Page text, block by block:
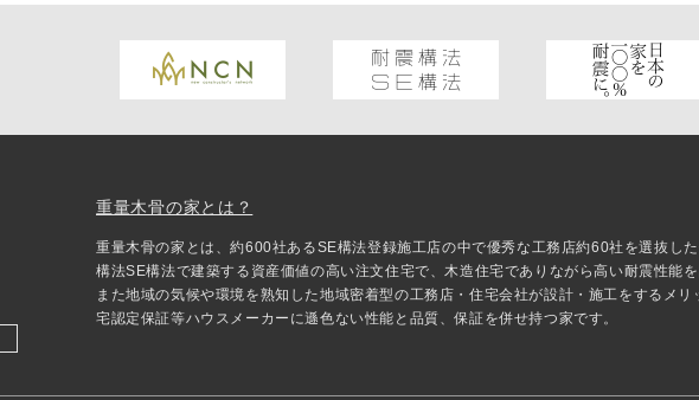
重量木骨の家とは？
重量木骨の家とは、約600社あるSE構法登録施工店の中で優秀な工務店約60社を選抜し
構法SE構法で建築する資産価値の高い注文住宅で、木造住宅でありながら高い耐震性能
また地域の気候や環境を熟知した地域密着型の工務店・住宅会社が設計・施工をするメ
宅認定保証等ハウスメーカーに遜色ない性能と品質、保証を併せ持つ家です。